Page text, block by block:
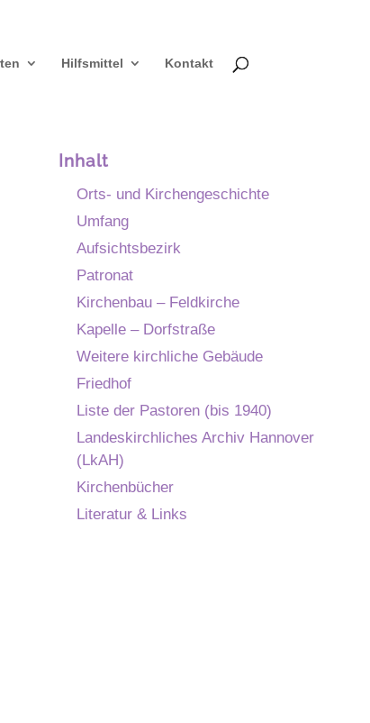
Hilfsmittel Kontakt
Inhalt
Orts- und Kirchengeschichte
Umfang
Aufsichtsbezirk
Patronat
Kirchenbau – Feldkirche
Kapelle – Dorfstraße
Weitere kirchliche Gebäude
Friedhof
Liste der Pastoren (bis 1940)
Landeskirchliches Archiv Hannover
(LkAH)
Kirchenbücher
Literatur & Links